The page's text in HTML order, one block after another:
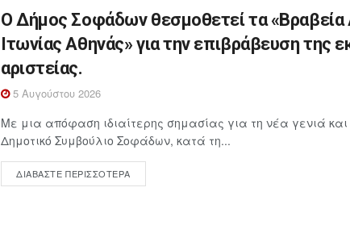
Ο Δήμος Σοφάδων θεσμοθετεί τα «Βραβεία
Ιτωνίας Αθηνάς» για την επιβράβευση της
αριστείας.
5 Αυγούστου 2026
Με μια απόφαση ιδιαίτερης σημασίας για τη νέα γενιά και
Δημοτικό Συμβούλιο Σοφάδων, κατά τη...
ΔΙΑΒΆΣΤΕ ΠΕΡΙΣΣΌΤΕΡΑ